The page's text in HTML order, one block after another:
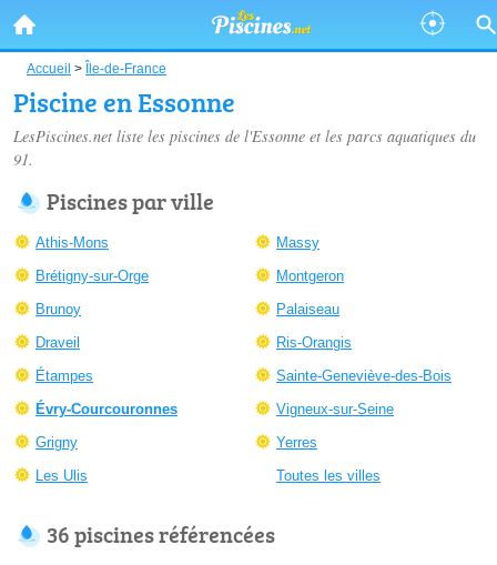
Accueil > Île-de-France
Piscine en Essonne
LesPiscines.net liste les piscines de l'Essonne et les parcs aquatiques du
91.
Piscines par ville
Athis-Mons
Brétigny-sur-Orge
Brunoy
Draveil
Étampes
Évry-Courcouronnes
Grigny
Les Ulis
Massy
Montgeron
Palaiseau
Ris-Orangis
Sainte-Geneviève-des-Bois
Vigneux-sur-Seine
Yerres
Toutes les villes
36 piscines référencées